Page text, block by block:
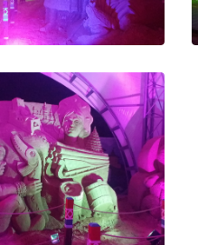
фигур из песка
Сочи парк
светодиодными
Involight